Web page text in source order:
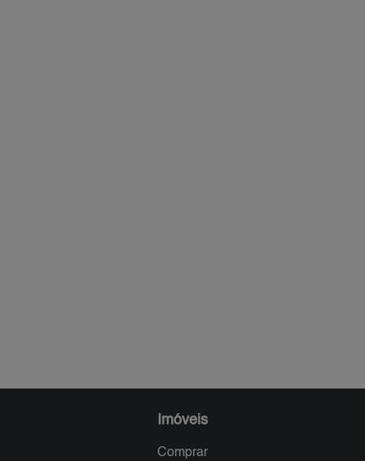
Imóveis
Comprar